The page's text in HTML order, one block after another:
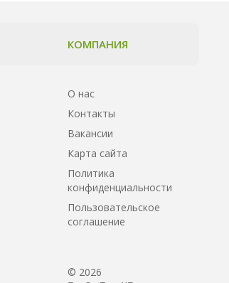
КОМПАНИЯ
О нас
Контакты
Вакансии
Карта сайта
Политика
конфиденциальности
Пользовательское
соглашение
© 2026